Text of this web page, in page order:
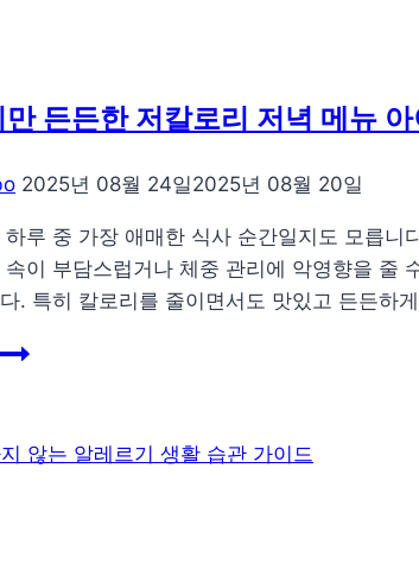
든든한 저칼로리 저녁 메뉴 아
2025년 08월 24일2025년 08월 20일
루 중 가장 애매한 식사 순간일지도 모릅
이 부담스럽거나 체중 관리에 악영향을 줄
. 특히 칼로리를 줄이면서도 맛있고 든든하